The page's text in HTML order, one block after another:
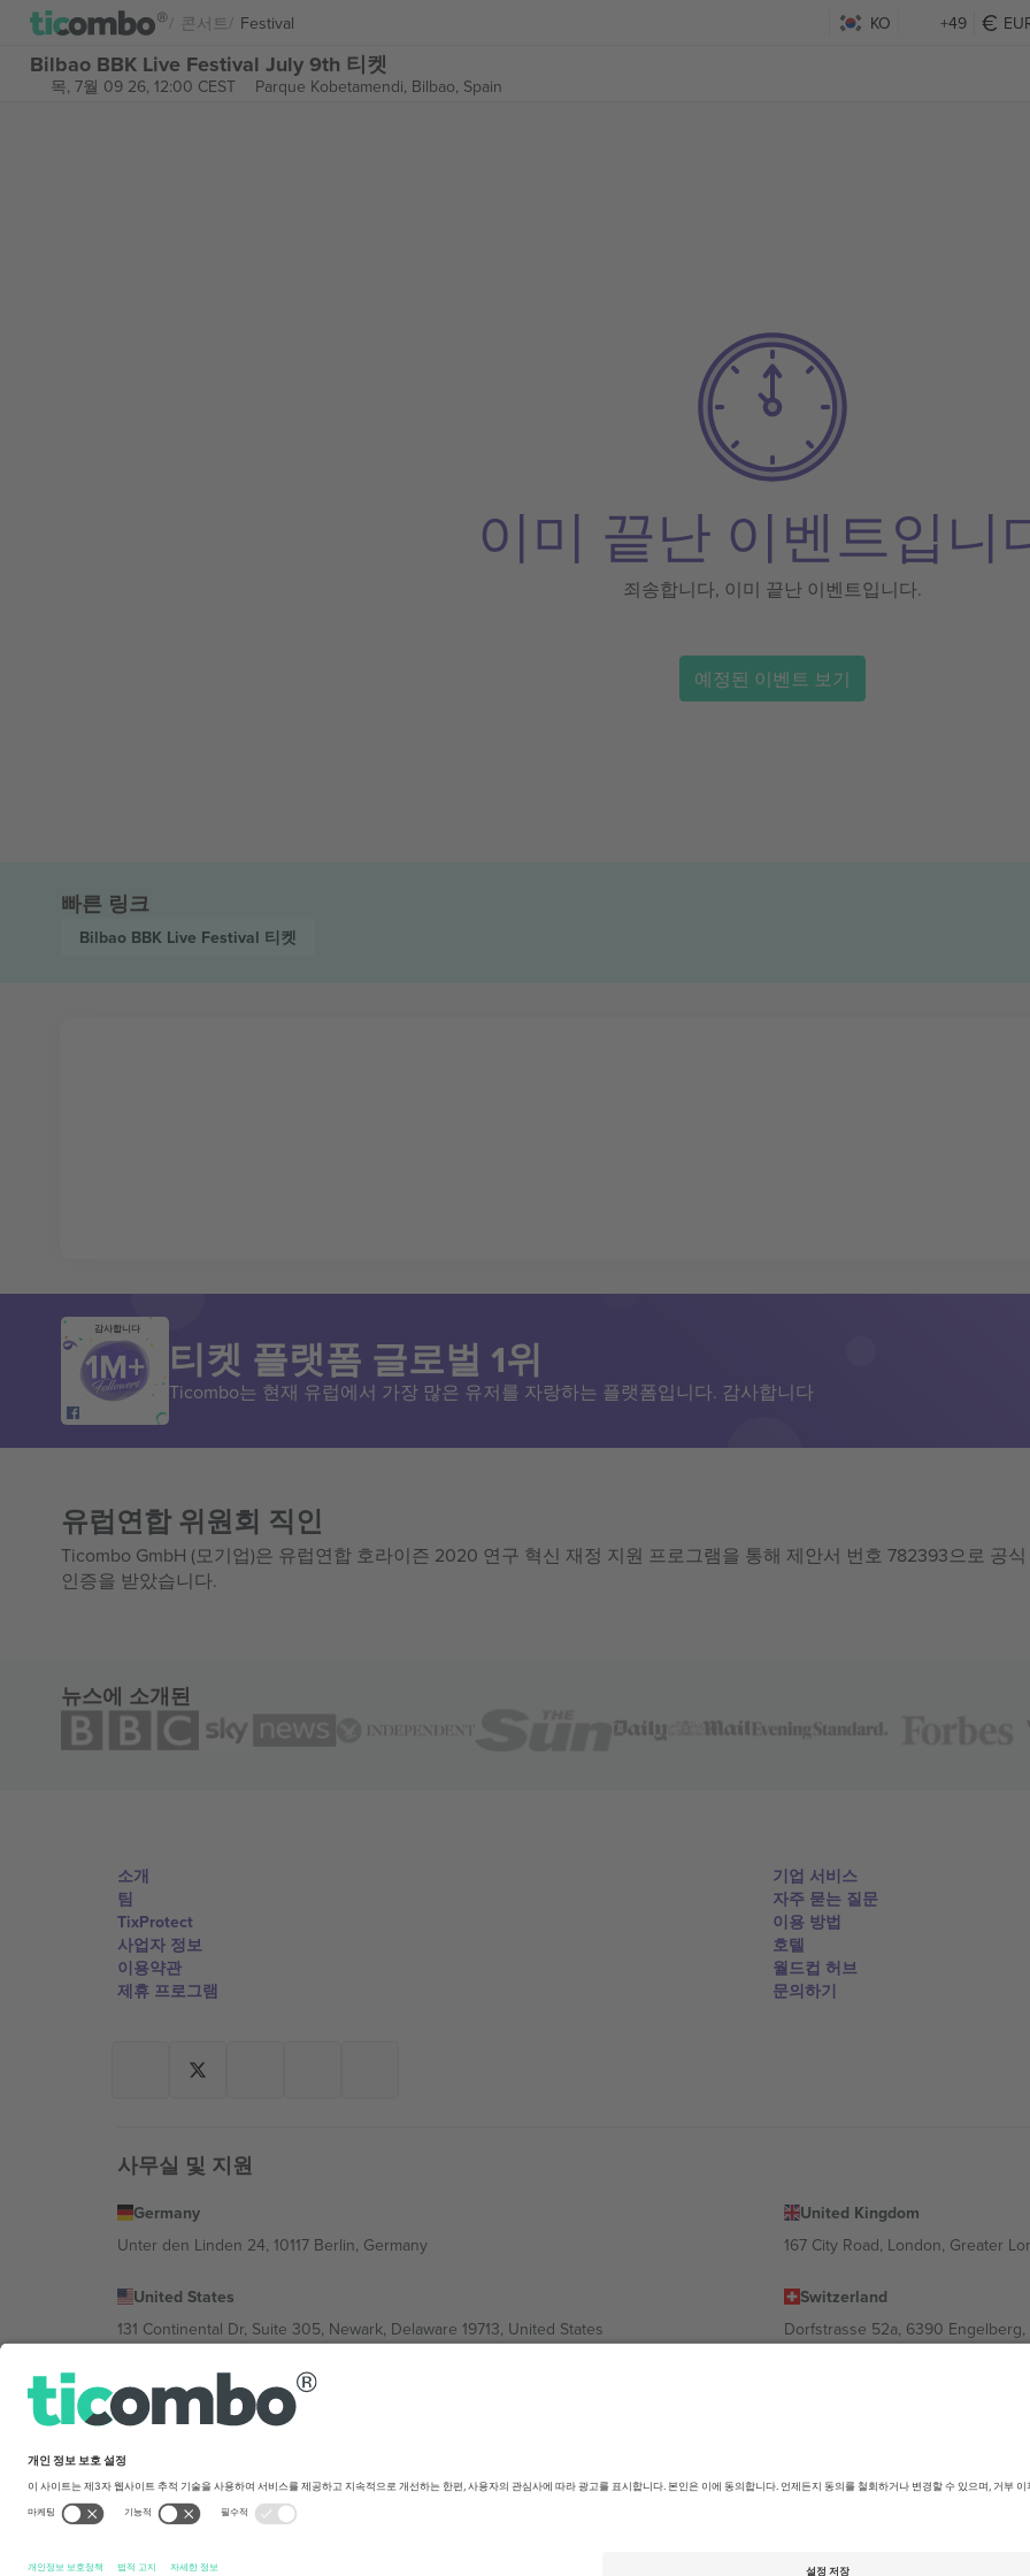
콘서트 Festival KO +49
Bilbao BBK Live Festival July 9th 티켓
목, 7월 09 26, 12:00 CEST Parque Kobetamendi, Bilbao, Spain
이미 끝난 이벤트입니
죄송합니다, 이미 끝난 이벤트입니다.
예정된 이벤트 보기
빠른 링크
Bilbao BBK Live Festival 티켓
감사합니다
티켓 플랫폼 글로벌 1위
Ticombo는 현재 유럽에서 가장 많은 유저를 자랑하는 플랫폼입니다. 감사합니다
유럽연합 위원회 직인
Ticombo GmbH (모기업)은 유럽연합 호라이즌 2020 연구 혁신 재정 지원 프로그램을 통해 제안서 번호 782393으로 공식
인증을 받았습니다.
뉴스에 소개된
소개
팀
TixProtect
사업자 정보
이용약관
제휴 프로그램
기업 서비스
자주 묻는 질문
이용 방법
호텔
월드컵 허브
문의하기
사무실 및 지원
Germany
Unter den Linden 24, 10117 Berlin, Germany
United Kingdom
167 City Road, London, Greater
United States
131 Continental Dr, Suite 305, Newark, Delaware 19713, United States
Switzerland
Dorfstrasse 52a, 6390
Bulgaria
Regus Sofia City West, bul Totleben 53-55, 1606 Sofia, Bulgaria
Av Chapultepec 360, Roma Norte, Cuauhtémoc, 06700 Ciudad de México, CDMX, Mexico
translation구매 조건.